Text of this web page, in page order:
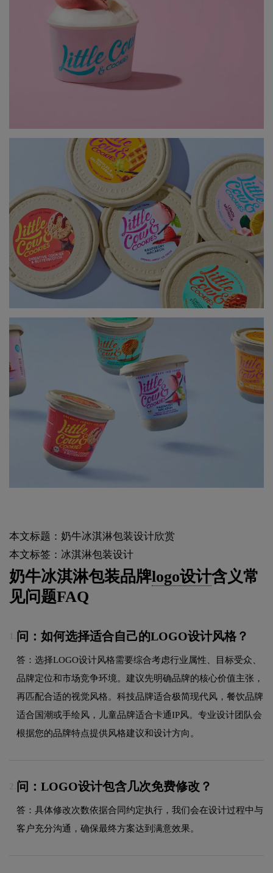
本文标题：奶牛冰淇淋包装设计欣赏
本文标签：冰淇淋包装设计
奶牛冰淇淋包装品牌logo设计含义常
见问题FAQ
问：如何选择适合自己的LOGO设计风格？
答：选择LOGO设计风格需要综合考虑行业属性、目标受众、
品牌定位和市场竞争环境。建议先明确品牌的核心价值主张，
再匹配合适的视觉风格。科技品牌适合极简现代风，餐饮品牌
适合国潮或手绘风，儿童品牌适合卡通IP风。专业设计团队会
根据您的品牌特点提供风格建议和设计方向。
2. 问：LOGO设计包含几次免费修改？
答：具体修改次数依据合同约定执行，我们会在设计过程中与
客户充分沟通，确保最终方案达到满意效果。